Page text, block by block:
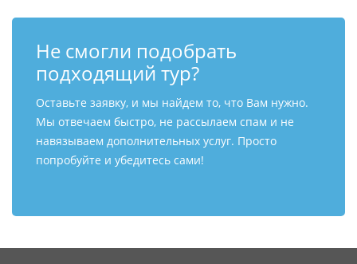
Не смогли подобрать
подходящий тур?
Оставьте заявку, и мы найдем то, что Вам нужно.
Мы отвечаем быстро, не рассылаем спам и не
навязываем дополнительных услуг. Просто
попробуйте и убедитесь сами!